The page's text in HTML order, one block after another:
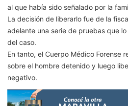
al que había sido señalado por la
La decisión de liberarlo fue de la
adelante una serie de pruebas que
del caso.
En tanto, el Cuerpo Médico Forense
sobre el hombre detenido y luego
negativo.